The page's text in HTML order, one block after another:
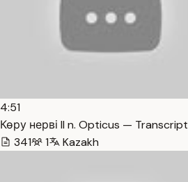
4:51
Көру нерві II n. Opticus — Transcript
341
1 Kazakh